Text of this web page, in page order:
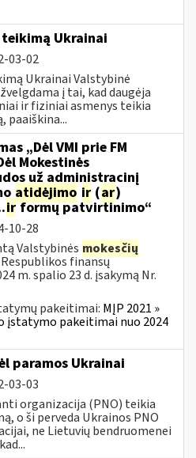
Ukrainai
03-02
Ukrainai Valstybinė
į tai, kad daugėja
ir fiziniai asmenys teikia
paaiškina...
„Dėl VMI prie FM
Mokestinės
už administracinį
atidėjimo ir (ar)
irformų patvirtinimo“
10-28
Valstybinės mokesčių
finansų
m. spalio 23 d. įsakymą Nr.
pakeitimai: MĮP 2021 »
įstatymo pakeitimai nuo 2024
paramos Ukrainai
03-03
organizacija (PNO) teikia
o ši perveda Ukrainos PNO
ne Lietuvių bendruomenei